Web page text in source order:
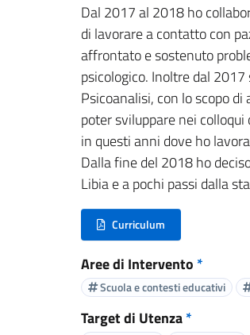
Dal 2017 al 2018 ho
di lavorare a contatto con
affrontato e sostenuto
psicologico. Inoltre dal
Psicoanalisi, con lo scopo
poter sviluppare nei
in questi anni dove ho
Dalla fine del 2018 ho
Libia e a pochi passi dalla
Curriculum
(nuova scheda - new tab)
Aree di Intervento *
Scuola e contesti educativi
Target di Utenza*